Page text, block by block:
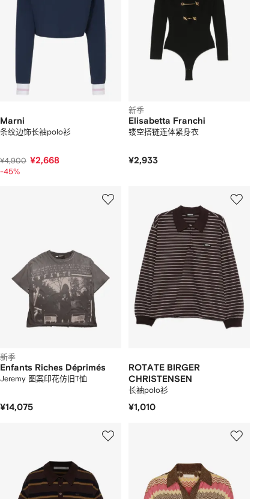
Marni
条纹边饰长袖polo衫
¥4,900 ¥2,668
-45%
新季
Elisabetta Franchi
镂空搭链连体紧身衣
¥2,933
新季
Enfants Riches Déprimés
Jeremy 图案印花仿旧T恤
¥14,075
ROTATE BIRGER
CHRISTENSEN
长袖polo衫
¥1,010